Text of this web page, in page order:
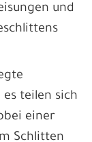
und
teilen sich
einer
Schlitten